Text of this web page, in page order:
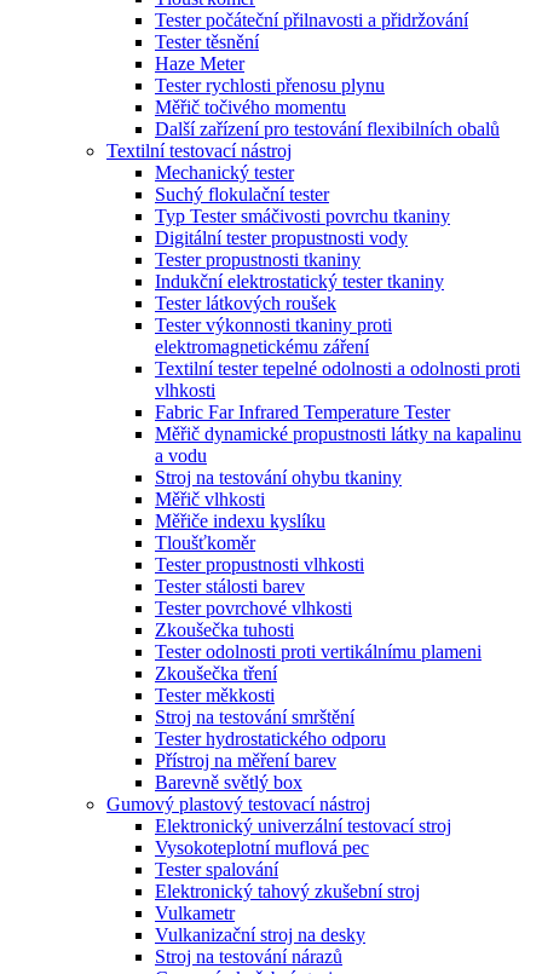
Tester počáteční přilnavosti a přidržování
Tester těsnění
Haze Meter
Tester rychlosti přenosu plynu
Měřič točivého momentu
Další zařízení pro testování flexibilních obalů
Textilní testovací nástroj
Mechanický tester
Suchý flokulační tester
Typ Tester smáčivosti povrchu tkaniny
Digitální tester propustnosti vody
Tester propustnosti tkaniny
Indukční elektrostatický tester tkaniny
Tester látkových roušek
Tester výkonnosti tkaniny proti
elektromagnetickému záření
Textilní tester tepelné odolnosti a odolnosti proti
vlhkosti
Fabric Far Infrared Temperature Tester
Měřič dynamické propustnosti látky na kapalinu
a vodu
Stroj na testování ohybu tkaniny
Měřič vlhkosti
Měřiče indexu kyslíku
Tloušťkoměr
Tester propustnosti vlhkosti
Tester stálosti barev
Tester povrchové vlhkosti
Zkoušečka tuhosti
Tester odolnosti proti vertikálnímu plameni
Zkoušečka tření
Tester měkkosti
Stroj na testování smrštění
Tester hydrostatického odporu
Přístroj na měření barev
Barevně světlý box
Gumový plastový testovací nástroj
Elektronický univerzální testovací stroj
Vysokoteplotní muflová pec
Tester spalování
Elektronický tahový zkušební stroj
Vulkametr
Vulkanizační stroj na desky
Stroj na testování nárazů